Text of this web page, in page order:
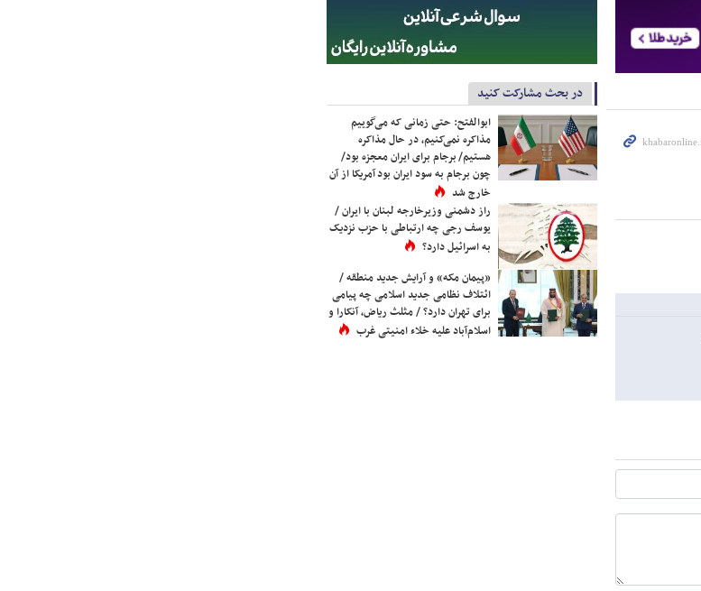
در بحث مشارکت کنید
ابوالفتح: حتی زمانی که می‌گوییم
مذاکره نمی‌کنیم، در حال مذاکره
هستیم/ برجام برای ایران معجزه بود/
چون برجام به سود ایران بود آمریکا از آن
خارج شد
راز دشمنی وزیرخارجه لبنان با ایران /
یوسف رجی چه ارتباطی با حزب نزدیک
به اسرائیل دارد؟
«پیمان مکه» و آرایش جدید منطقه /
ائتلاف نظامی جدید اسلامی چه پیامی
برای تهران دارد؟ / مثلث ریاض، آنکارا و
اسلام‌آباد علیه خلاء امنیتی غرب